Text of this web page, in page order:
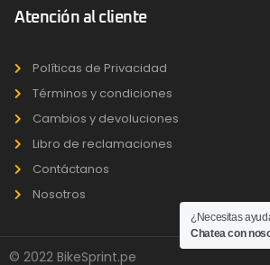
Atención al cliente
Políticas de Privacidad
Términos y condiciones
Cambios y devoluciones
Libro de reclamaciones
Contáctanos
Nosotros
© 2022 BikeSprint.pe
¿Necesitas
Chatea con